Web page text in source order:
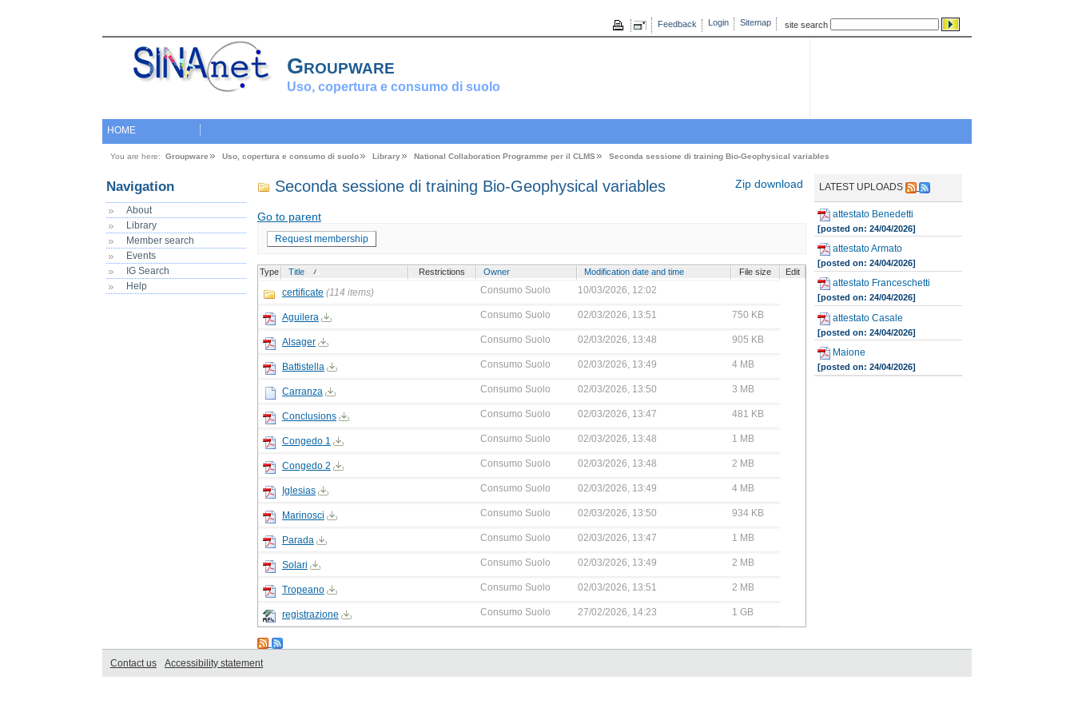
site search
Login Sitemap
Feedback
Groupware
Uso, copertura e consumo di suolo
HOME
You are here: Groupware Uso, copertura e consumo di suolo Library National Collaboration Programme per il CLMS Seconda sessione di training Bio-Geophysical variables
Navigation
About
Library
Member search
Events
IG Search
Help
Seconda sessione di training Bio-Geophysical variables Zip download
Go to parent
Request membership
Type Title Restrictions Owner Modification date and time File size Edit
certificate (114 items) Consumo Suolo 10/03/2026, 12:02
Aguilera Consumo Suolo 02/03/2026, 13:51 750 KB
Alsager Consumo Suolo 02/03/2026, 13:48 905 KB
Battistella Consumo Suolo 02/03/2026, 13:49 4 MB
Carranza Consumo Suolo 02/03/2026, 13:50 3 MB
Conclusions Consumo Suolo 02/03/2026, 13:47 481 KB
Congedo 1 Consumo Suolo 02/03/2026, 13:48 1 MB
Congedo 2 Consumo Suolo 02/03/2026, 13:48 2 MB
Iglesias Consumo Suolo 02/03/2026, 13:49 4 MB
Marinosci Consumo Suolo 02/03/2026, 13:50 934 KB
Parada Consumo Suolo 02/03/2026, 13:47 1 MB
Solari Consumo Suolo 02/03/2026, 13:49 2 MB
Tropeano Consumo Suolo 02/03/2026, 13:51 2 MB
registrazione Consumo Suolo 27/02/2026, 14:23 1 GB
LATEST UPLOADS
attestato Benedetti
[posted on: 24/04/2026]
attestato Armato
[posted on: 24/04/2026]
attestato Franceschetti
[posted on: 24/04/2026]
attestato Casale
[posted on: 24/04/2026]
Maione
[posted on: 24/04/2026]
Contact us Accessibility statement